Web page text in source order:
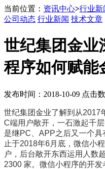
当前位置： 资讯中心>行业新
公司动态 行业新闻 技术文章
世纪集团金业
程序如何赋能
发布时间：2018-10-09 点击
世纪集团金业了解到从2017
C端用户敞开，一石激起千
是继PC、APP之后又一个
止于2018年6月底，微信小
户，后台敞开东西运用人数
2300 家。微信小程序的开发